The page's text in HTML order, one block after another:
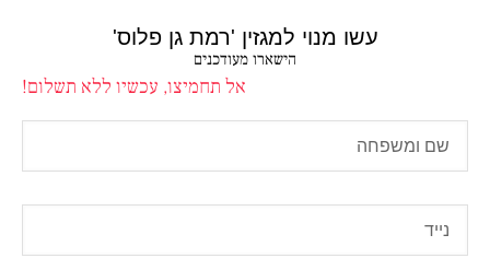
עשו מנוי למגזין 'רמת גן פלוס'
הישארו מעודכנים
אל תחמיצו, עכשיו ללא תשלום!